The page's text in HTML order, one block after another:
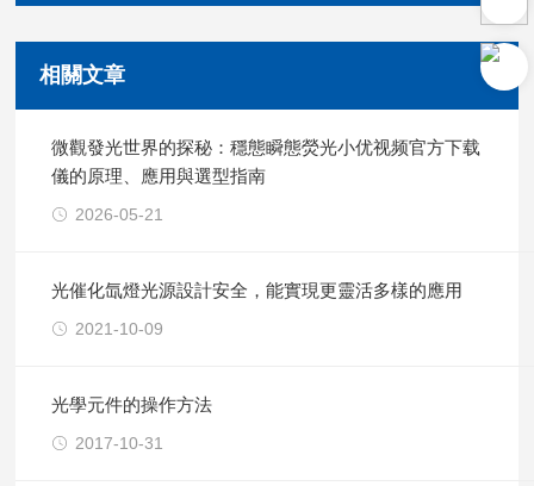
相關文章
微觀發光世界的探秘：穩態瞬態熒光小优视频官方下载
儀的原理、應用與選型指南
2026-05-21
光催化氙燈光源設計安全，能實現更靈活多樣的應用
2021-10-09
光學元件的操作方法
2017-10-31